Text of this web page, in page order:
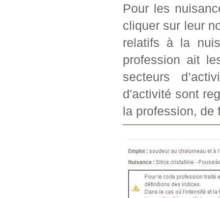
Pour les
cliquer sur leur
relatifs à la
profession ait
secteurs
d'activité sont
la profession, de